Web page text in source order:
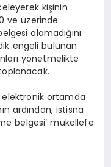
kişinin
ve üzerinde
alamadığını
engeli bulunan
yönetmelikte
elektronik ortamda
ardından, istisna
belgesi’ mükellefe